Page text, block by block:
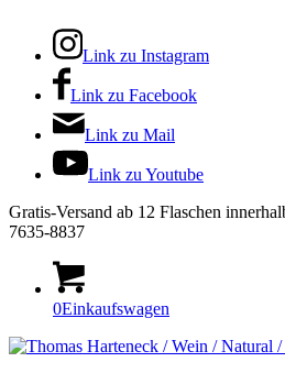
Link zu Instagram
Link zu Facebook
Link zu Mail
Link zu Youtube
Gratis-Versand ab 12 Flaschen
7635-8837
0Einkaufswagen